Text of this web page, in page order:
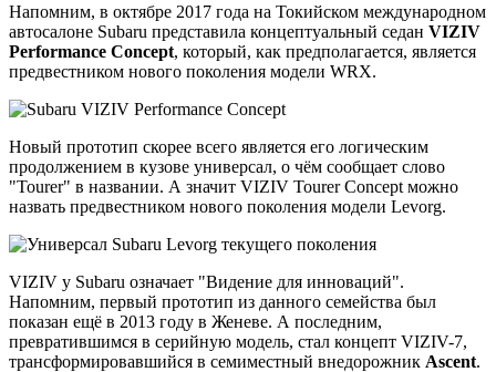
Напомним, в октябре 2017 года на Токийском международном
автосалоне Subaru представила концептуальный седан VIZIV
Performance Concept, который, как предполагается, является
предвестником нового поколения модели WRX.
Новый прототип скорее всего является его логическим
продолжением в кузове универсал, о чём сообщает слово
"Tourer" в названии. А значит VIZIV Tourer Concept можно
назвать предвестником нового поколения модели Levorg.
VIZIV у Subaru означает "Видение для инноваций".
Напомним, первый прототип из данного семейства был
показан ещё в 2013 году в Женеве. А последним,
превратившимся в серийную модель, стал концепт VIZIV-7,
трансформировавшийся в семиместный внедорожник Ascent.